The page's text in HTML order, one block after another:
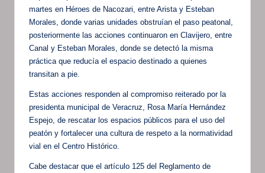
martes en Héroes de Nacozari, entre Arista y Esteban
Morales, donde varias unidades obstruían el paso peatonal,
posteriormente las acciones continuaron en Clavijero, entre
Canal y Esteban Morales, donde se detectó la misma
práctica que reducía el espacio destinado a quienes
transitan a pie.
Estas acciones responden al compromiso reiterado por la
presidenta municipal de Veracruz, Rosa María Hernández
Espejo, de rescatar los espacios públicos para el uso del
peatón y fortalecer una cultura de respeto a la normatividad
vial en el Centro Histórico.
Cabe destacar que el artículo 125 del Reglamento de